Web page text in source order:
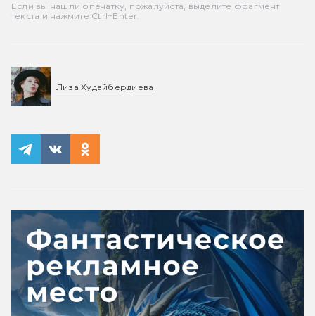
Если вы нашли опечатку, пожалуйста, выделите фрагмент
текста и нажмите Ctrl+Enter.
Лиза Худайбердиева